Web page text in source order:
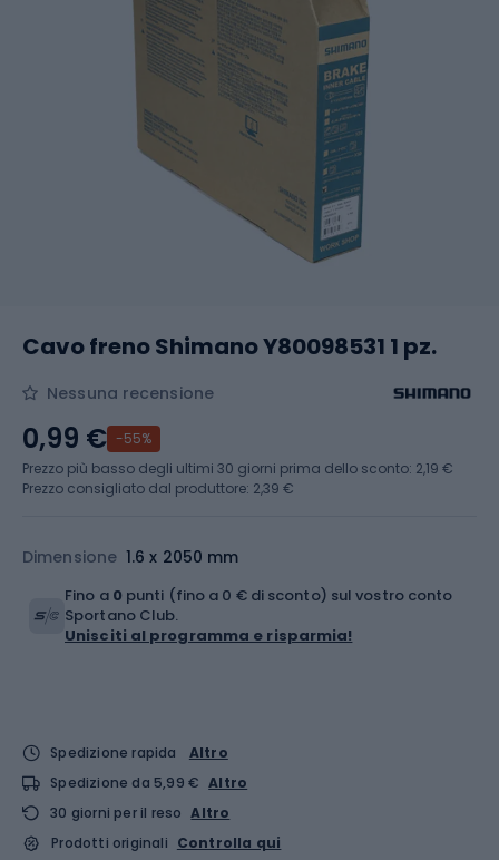
Cavo freno Shimano Y80098531 1 pz.
Nessuna recensione
Dimensione 1.6 x 2050 mm
0,99 € -55%
Prezzo più basso degli ultimi 30 giorni prima dello sconto: 2,19 €
Prezzo consigliato dal produttore: 2,39 €
Fino a 0 punti (fino a 0 € di sconto) sul vostro conto
Sportano Club.
Unisciti al programma e risparmia!
Spedizione rapida
Altro
Spedizione da 5,99 € Altro
30 giorni per il reso Altro
Prodotti originali Controlla qui